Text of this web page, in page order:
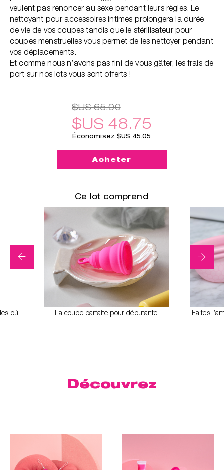
veulent pas renoncer au sexe pendant leurs règles. Le
nettoyant pour accessoires intimes prolongera la durée
de vie de vos coupes tandis que le stérilisateur pour
coupes menstruelles vous permet de les nettoyer pendant
vos déplacements.
Et comme nous n’avons pas fini de vous gâter, les frais de
port sur nos lots vous sont offerts !
$US 65.00
$US 48.75
Économisez $US 45.05
Acheter
Ce lot comprend
où La coupe parfaite pour débutante Faites
Découvrez